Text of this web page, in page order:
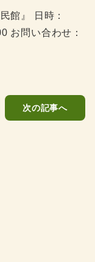
館』 日時：
お問い合わせ：
次の記事へ